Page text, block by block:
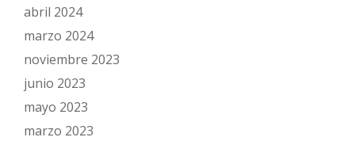
abril 2024
marzo 2024
noviembre 2023
junio 2023
mayo 2023
marzo 2023